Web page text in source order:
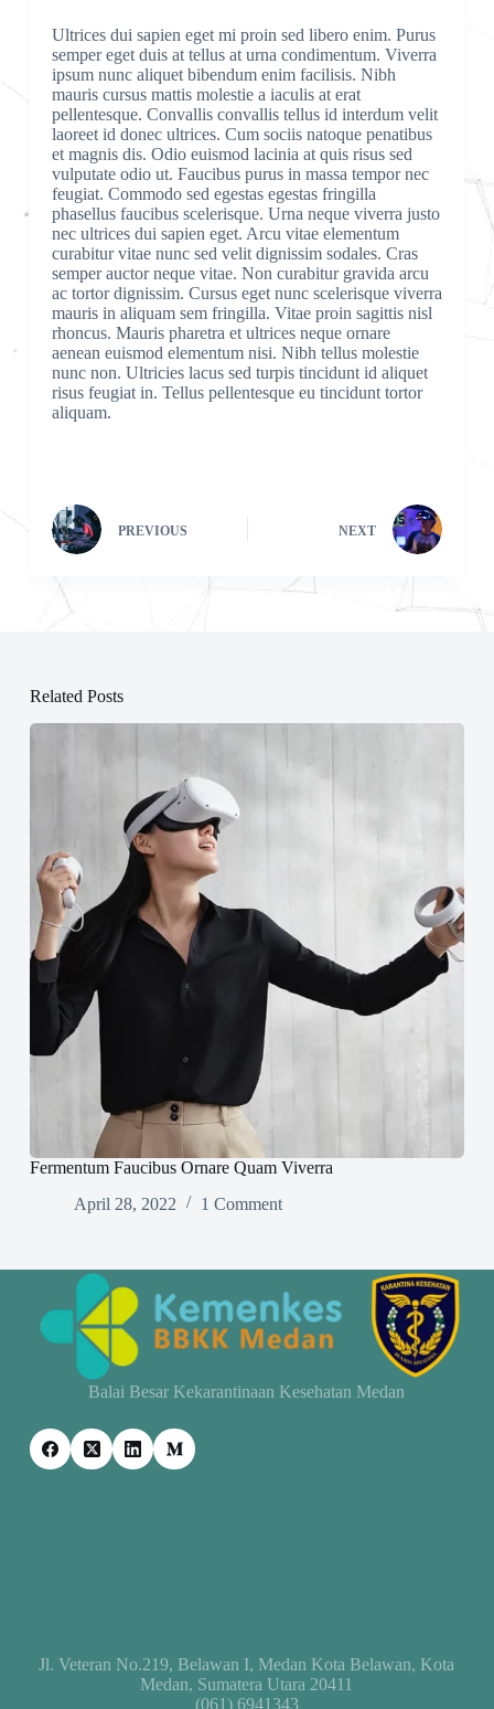
Ultrices dui sapien eget mi proin sed libero enim. Purus
semper eget duis at tellus at urna condimentum. Viverra
ipsum nunc aliquet bibendum enim facilisis. Nibh
mauris cursus mattis molestie a iaculis at erat
pellentesque. Convallis convallis tellus id interdum velit
laoreet id donec ultrices. Cum sociis natoque penatibus
et magnis dis. Odio euismod lacinia at quis risus sed
vulputate odio ut. Faucibus purus in massa tempor nec
feugiat. Commodo sed egestas egestas fringilla
phasellus faucibus scelerisque. Urna neque viverra justo
nec ultrices dui sapien eget. Arcu vitae elementum
curabitur vitae nunc sed velit dignissim sodales. Cras
semper auctor neque vitae. Non curabitur gravida arcu
ac tortor dignissim. Cursus eget nunc scelerisque viverra
mauris in aliquam sem fringilla. Vitae proin sagittis nisl
rhoncus. Mauris pharetra et ultrices neque ornare
aenean euismod elementum nisi. Nibh tellus molestie
nunc non. Ultricies lacus sed turpis tincidunt id aliquet
risus feugiat in. Tellus pellentesque eu tincidunt tortor
aliquam.
PREVIOUS NEXT
Related Posts
Fermentum Faucibus Ornare Quam Viverra
April 28, 2022
1 Comment
Balai Besar Kekarantinaan Kesehatan Medan
Jl. Veteran No.219, Belawan I, Medan Kota Belawan, Kota
Medan, Sumatera Utara 20411
(061) 6941343